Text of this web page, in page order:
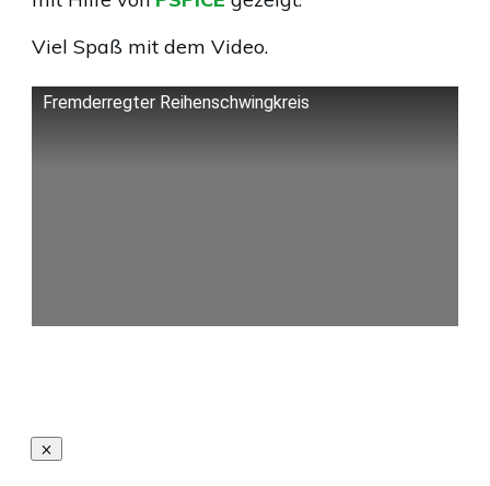
Viel Spaß mit dem Video.
Fremderregter Reihenschwingkreis